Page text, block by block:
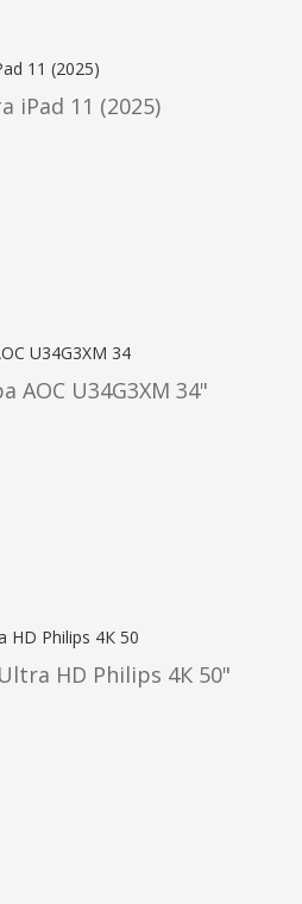
iPad 11 (2025)
U34G3XM 34"
HD Philips 4К 50"